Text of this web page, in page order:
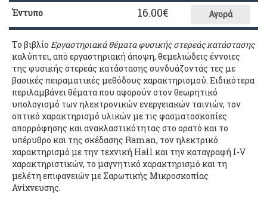
Έντυπο
16.00€ Αγορά
Το βιβλίο Εργαστηριακά θέματα φυσικής στερεάς κατάστασης
καλύπτει, από εργαστηριακή άποψη, θεμελιώδεις έννοιες
της φυσικής στερεάς κατάστασης συνδυάζοντάς τες με
βασικές πειραματικές μεθόδους χαρακτηρισμού. Ειδικότερα
περιλαμβάνει θέματα που αφορούν στον θεωρητικό
υπολογισμό των ηλεκτρονικών ενεργειακών ταινιών, τον
οπτικό χαρακτηρισμό υλικών με τις φασματοσκοπίες
απορρόφησης και ανακλαστικότητας στο ορατό και το
υπέρυθρο και της σκέδασης Raman, τον ηλεκτρικό
χαρακτηρισμό με την τεχνική Hall και την καταγραφή I-V
χαρακτηριστικών, το μαγνητικό χαρακτηρισμό και τη
μελέτη επιφανειών με Σαρωτικής Μικροσκοπίας
Ανίχνευσης.